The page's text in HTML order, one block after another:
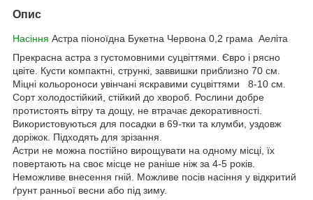
Опис
Насіння Астра піоноїдна Букетна Червона 0,2 грама Аеліта
Прекрасна астра з густомовними суцвіттями. Євро і рясно
цвіте. Кусти компактні, стрункі, заввишки приблизно 70 см.
Міцні кольороноси увінчані яскравими суцвіттями 8-10 см.
Сорт холодостійкий, стійкий до хвороб. Рослини добре
протистоять вітру та дощу, не втрачає декоративності.
Використовуються для посадки в 69-тки та клумби, уздовж
доріжок. Підходять для зрізання.
Астри не можна постійно вирощувати на одному місці, їх
повертають на своє місце не раніше ніж за 4-5 років.
Неможливе внесення гній. Можливе посів насіння у відкритий
ґрунт ранньої весни або під зиму.